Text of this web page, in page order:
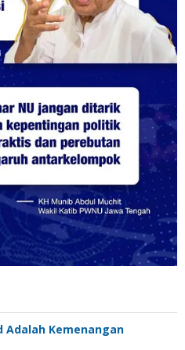
Adalah Kemenangan